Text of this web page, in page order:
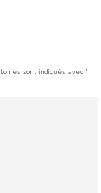
sont indiqués avec*